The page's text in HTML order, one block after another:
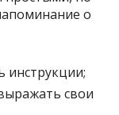
о
инструкции;
свои